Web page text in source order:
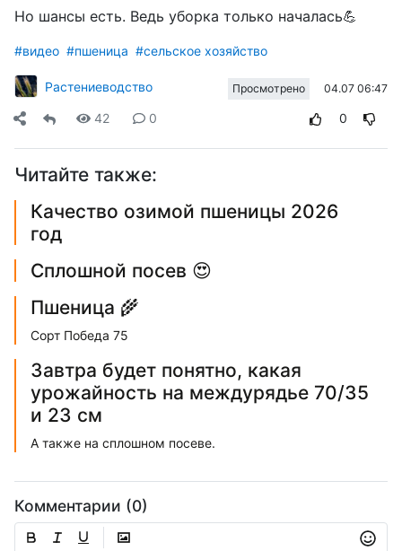
Но шансы есть. Ведь уборка только началась💪
#видео #пшеница #сельское хозяйство
Растениеводство Просмотрено 04.07 06:47
42 0 0
Читайте также:
Качество озимой пшеницы 2026
год
Сплошной посев 😍
Пшеница 🌾
Сорт Победа 75
Завтра будет понятно, какая
урожайность на междурядье 70/35
и 23 см
А также на сплошном посеве.
Комментарии (0)